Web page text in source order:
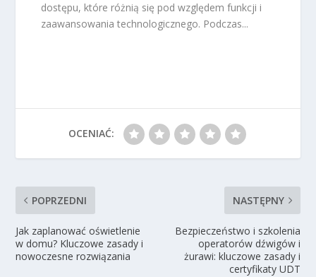
dostępu, które różnią się pod względem funkcji i
zaawansowania technologicznego. Podczas...
OCENIAĆ:
POPRZEDNI
Jak zaplanować oświetlenie
w domu? Kluczowe zasady i
nowoczesne rozwiązania
NASTĘPNY
Bezpieczeństwo i szkolenia
operatorów dźwigów i
żurawi: kluczowe zasady i
certyfikaty UDT